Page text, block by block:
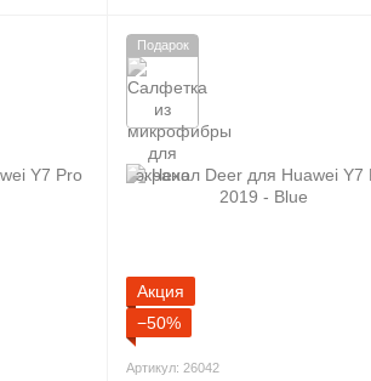
Подарок
Акция
−50%
Артикул: 26042